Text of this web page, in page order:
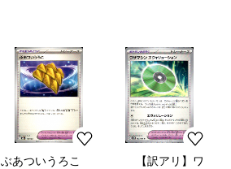
ぶあついうろこ
【訳アリ】ワ